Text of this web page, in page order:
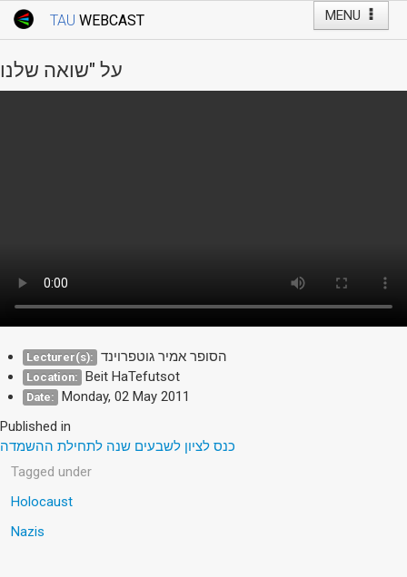
MENU
TAU WEBCAST
Webcast: Courses
Tel Aviv University
על "שואה שלנו
Lecturer(s): הסופר אמיר גוטפרוינד
Location: Beit HaTefutsot
Date: Monday, 02 May 2011
Published in
כנס לציון לשבעים שנה לתחילת ההשמדה
Tagged under
Holocaust
Nazis